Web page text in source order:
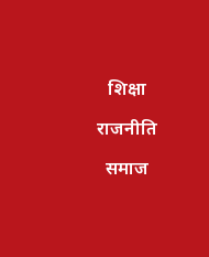
शिक्षा
राजनीति
समाज